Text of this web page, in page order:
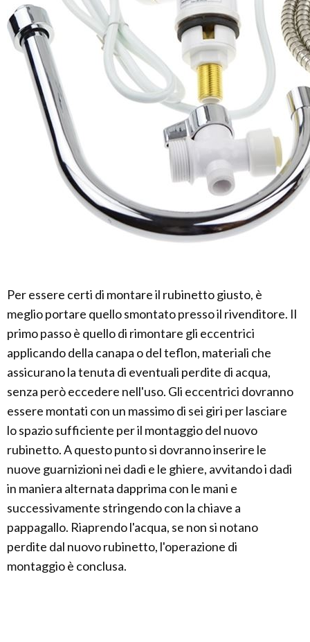
Per essere certi di montare il rubinetto giusto, è
meglio portare quello smontato presso il rivenditore. Il
primo passo è quello di rimontare gli eccentrici
applicando della canapa o del teflon, materiali che
assicurano la tenuta di eventuali perdite di acqua,
senza però eccedere nell'uso. Gli eccentrici dovranno
essere montati con un massimo di sei giri per lasciare
lo spazio sufficiente per il montaggio del nuovo
rubinetto. A questo punto si dovranno inserire le
nuove guarnizioni nei dadi e le ghiere, avvitando i dadi
in maniera alternata dapprima con le mani e
successivamente stringendo con la chiave a
pappagallo. Riaprendo l'acqua, se non si notano
perdite dal nuovo rubinetto, l'operazione di
montaggio è conclusa.